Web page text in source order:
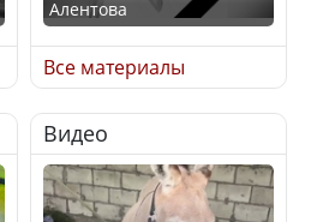
Алентова
В РФ вынесен заочный
приговор по уголовному
делу об убийстве Игоря
Талькова
Все материалы
Видео